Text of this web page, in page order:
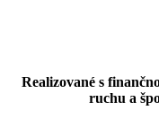
Realizované s
ruchu a